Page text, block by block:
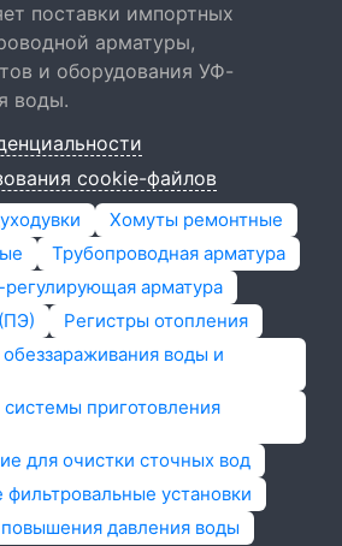
поставки импортных
арматуры,
и оборудования УФ-
воды.
cookie-файлов
Хомуты ремонтные
Трубопроводная арматура
арматура
Регистры отопления
воды и
приготовления
для очистки сточных вод
установки
повышения давления воды